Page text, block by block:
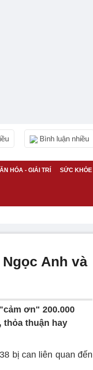
Bình luận nhiều
HÓA - GIẢI TRÍ SỨC KHỎE
Anh và
ơn" 200.000
thỏa thuận hay
bị can liên quan đến